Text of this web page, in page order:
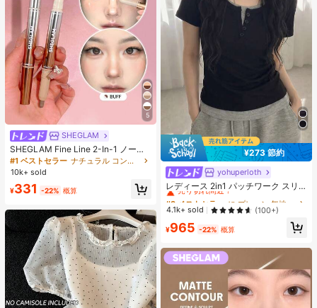
5
SHEGLAM
SHEGLAM Fine Line 2-In-1 ノーズ
コンター&ハイライトペン-Buff ノー
ズシャドウ シェーディング 女性と女
コスメメイクアップ
#1 ベストセラー
ナチュラル コントゥア＆ブロンザー
10k+ sold
¥331 -22% 概算
¥273 節約
yohuperloth
レディース 2in1 パッチワーク スリ
ムフィット 多用途 カジュアル 半袖T
シャツ ブラック 夏用
#3 ベストセラー
売り切れ間近！
#3 ベストセラー
売り切れ間近！
#3 ベストセラー
売り切れ間近！
#3 ベストセラー
に プレーン 無地のカジュアルTシャツ
売り切れ間近！
4.1k+ sold (100+)
¥965 -22% 概算